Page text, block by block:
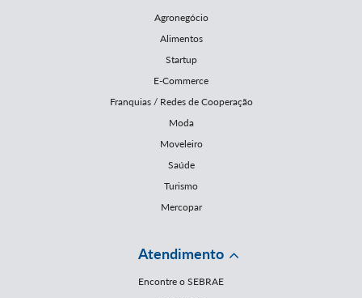
Agronegócio
Alimentos
Startup
E-Commerce
Franquias / Redes de Cooperação
Moda
Moveleiro
Saúde
Turismo
Mercopar
Atendimento
Encontre o SEBRAE